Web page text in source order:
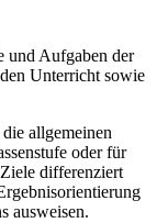
und Aufgaben der
Unterricht sowie
allgemeinen
oder für
differenziert
ausweisen.